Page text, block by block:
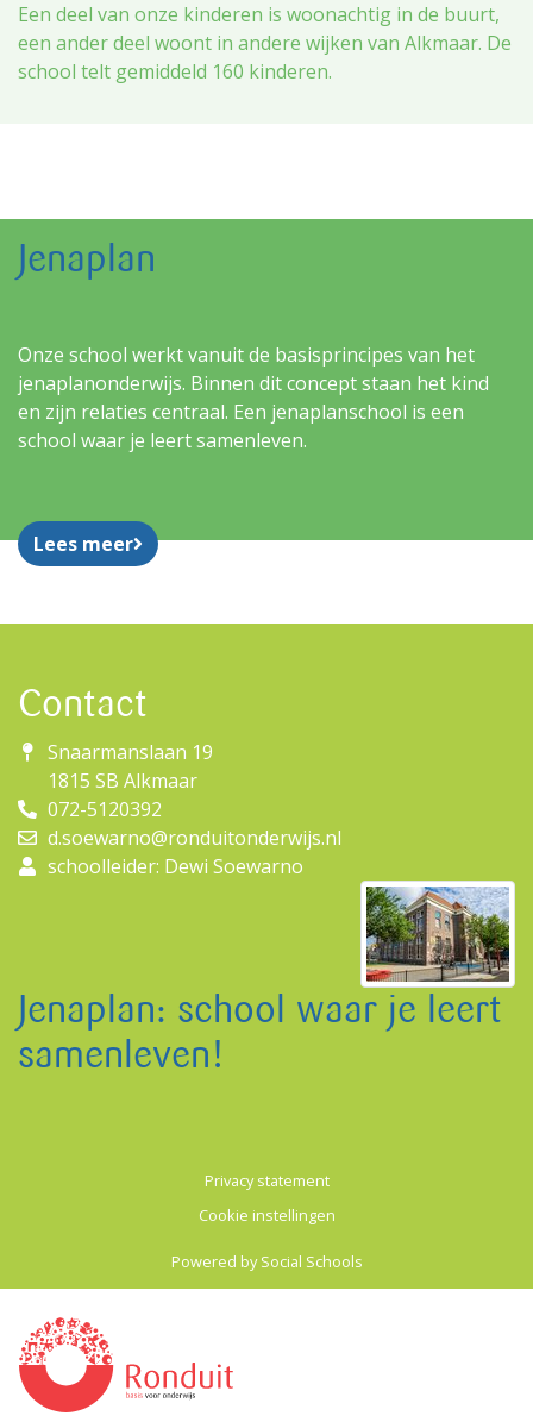
Een deel van onze kinderen is woonachtig in de buurt,
een ander deel woont in andere wijken van Alkmaar. De
school telt gemiddeld 160 kinderen.
Jenaplan
Onze school werkt vanuit de basisprincipes van het
jenaplanonderwijs. Binnen dit concept staan het kind
en zijn relaties centraal. Een jenaplanschool is een
school waar je leert samenleven.
Lees meer
Contact
Snaarmanslaan 19
1815 SB Alkmaar
072-5120392
d.soewarno@ronduitonderwijs.nl
schoolleider: Dewi Soewarno
Jenaplan: school waar je leert
samenleven!
Privacy statement
Cookie instellingen
Powered bySocial Schools